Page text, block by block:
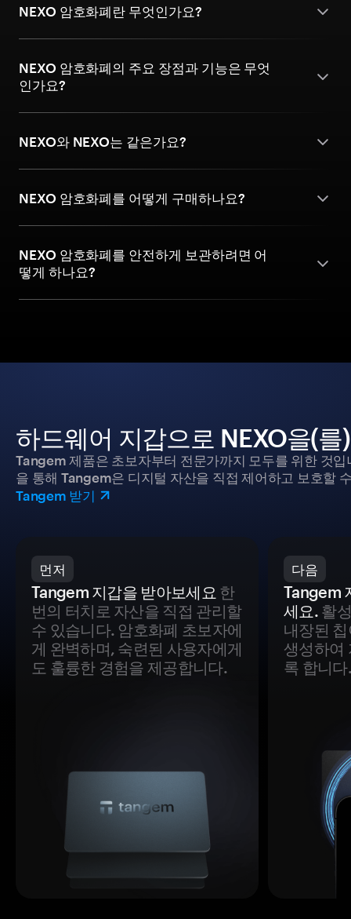
NEXO 암호화폐란 무엇인가요?
NEXO 암호화폐의 주요 장점과 기능은 무엇
인가요?
NEXO와 NEXO는 같은가요?
NEXO 암호화폐를 어떻게 구매하나요?
NEXO 암호화폐를 안전하게 보관하려면 어
떻게 하나요?
하드웨어 지갑으로 NEXO을(
Tangem 제품은 초보자부터 전문가까지 모두를 위한 것
을 통해 Tangem은 디지털 자산을 직접 제어하고 보호할
Tangem 받기
먼저
Tangem 지갑을 받아보세요 한
번의 터치로 자산을 직접 관리할
수 있습니다. 암호화폐 초보자에
게 완벽하며, 숙련된 사용자에게
도 훌륭한 경험을 제공합니다.
다음
Tangem
세요.활
내장된
생성하여
록 합니다.